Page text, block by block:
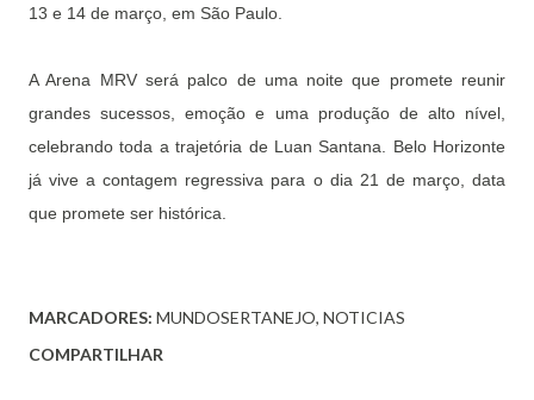
13 e 14 de março, em São Paulo.
A Arena MRV será palco de uma noite que promete reunir
grandes sucessos, emoção e uma produção de alto nível,
celebrando toda a trajetória de Luan Santana. Belo Horizonte
já vive a contagem regressiva para o dia 21 de março, data
que promete ser histórica.
MARCADORES: MUNDOSERTANEJO NOTICIAS
COMPARTILHAR